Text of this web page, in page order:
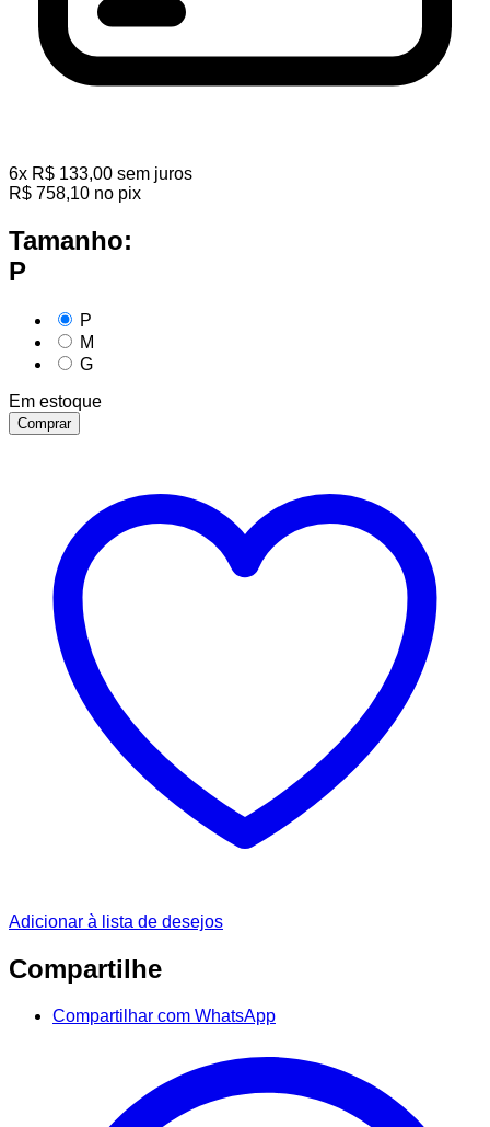
6x R$ 133,00 sem juros
R$ 758,10 no pix
Tamanho:
P
P
M
G
Em estoque
Comprar
Adicionar à lista de desejos
Compartilhe
Compartilhar com WhatsApp